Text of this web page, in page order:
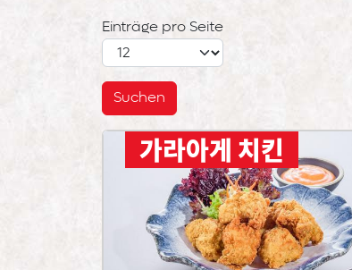
Einträge pro Seite
가라아게 치킨